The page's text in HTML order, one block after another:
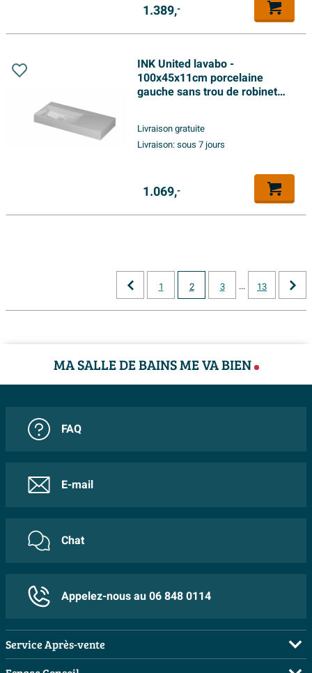
1.389,-
INK United lavabo -
100x45x11cm porcelaine
gauche sans trou de robinet
plein caché - blanc brillant
Livraison gratuite
Livraison:sous 7 jours
1.069,-
1 2 3 ... 13
MA SALLE DE BAINS ME VA BIEN
FAQ
E-mail
Chat
Appelez-nous au 06 848 0114
Service Après-vente
FAQ